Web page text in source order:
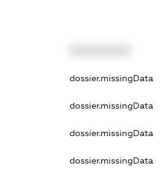
dossier.missingData
dossier.missingData
dossier.missingData
dossier.missingData